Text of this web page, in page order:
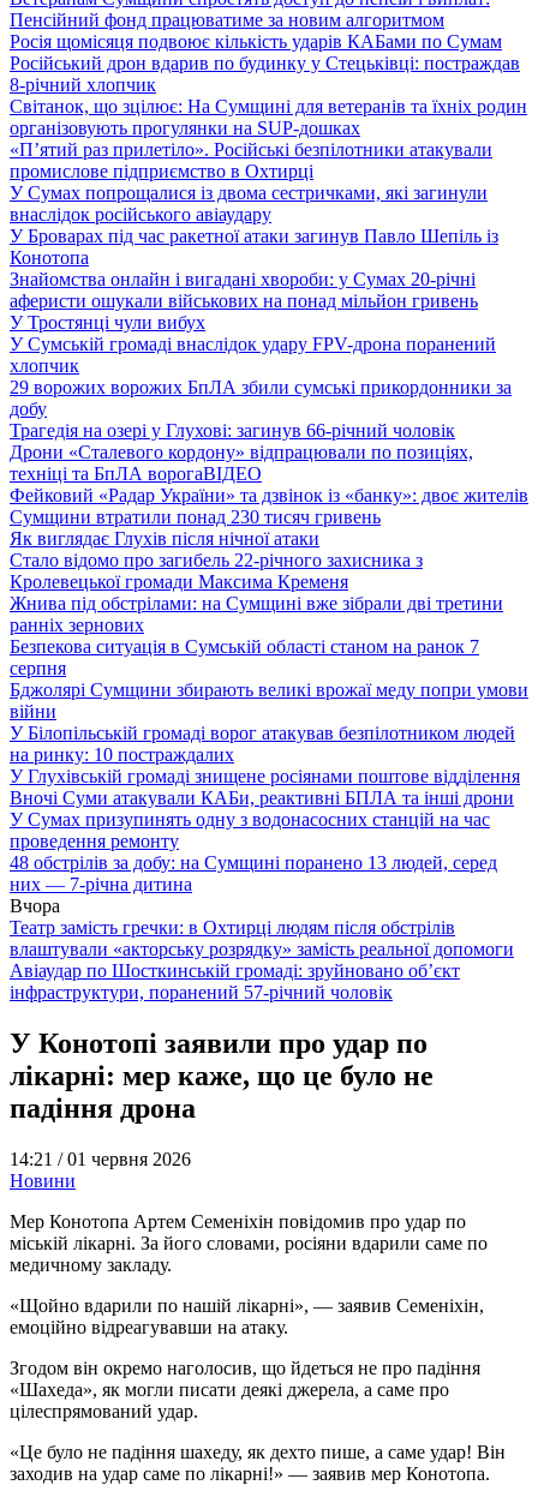
Пенсійний фонд працюватиме за новим алгоритмом
Росія щомісяця подвоює кількість ударів КАБами по Сумам
Російський дрон вдарив по будинку у Стецьківці: постраждав
8-річний хлопчик
Світанок, що зцілює: На Сумщині для ветеранів та їхніх родин
організовують прогулянки на SUP-дошках
«П’ятий раз прилетіло». Російські безпілотники атакували
промислове підприємство в Охтирці
У Сумах попрощалися із двома сестричками, які загинули
внаслідок російського авіаудару
У Броварах під час ракетної атаки загинув Павло Шепіль із
Конотопа
Знайомства онлайн і вигадані хвороби: у Сумах 20-річні
аферисти ошукали військових на понад мільйон гривень
У Тростянці чули вибух
У Сумській громаді внаслідок удару FPV-дрона поранений
хлопчик
29 ворожих ворожих БпЛА збили сумські прикордонники за
добу
Трагедія на озері у Глухові: загинув 66-річний чоловік
Дрони «Сталевого кордону» відпрацювали по позиціях,
техніці та БпЛА ворогаВІДЕО
Фейковий «Радар України» та дзвінок із «банку»: двоє жителів
Сумщини втратили понад 230 тисяч гривень
Як виглядає Глухів після нічної атаки
Стало відомо про загибель 22-річного захисника з
Кролевецької громади Максима Кременя
Жнива під обстрілами: на Сумщині вже зібрали дві третини
ранніх зернових
Безпекова ситуація в Сумській області станом на ранок 7
серпня
Бджолярі Сумщини збирають великі врожаї меду попри умови
війни
У Білопільській громаді ворог атакував безпілотником людей
на ринку: 10 постраждалих
У Глухівській громаді знищене росіянами поштове відділення
Вночі Суми атакували КАБи, реактивні БПЛА та інші дрони
У Сумах призупинять одну з водонасосних станцій на час
проведення ремонту
48 обстрілів за добу: на Сумщині поранено 13 людей, серед
них — 7-річна дитина
Вчора
Театр замість гречки: в Охтирці людям після обстрілів
влаштували «акторську розрядку» замість реальної допомоги
Авіаудар по Шосткинській громаді: зруйновано об’єкт
інфраструктури, поранений 57-річний чоловік
У Конотопі заявили про удар по
лікарні: мер каже, що це було не
падіння дрона
14:21 /01 червня 2026
Новини
Мер Конотопа Артем Семеніхін повідомив про удар по
міській лікарні. За його словами, росіяни вдарили саме по
медичному закладу.
«Щойно вдарили по нашій лікарні», — заявив Семеніхін,
емоційно відреагувавши на атаку.
Згодом він окремо наголосив, що йдеться не про падіння
«Шахеда», як могли писати деякі джерела, а саме про
цілеспрямований удар.
«Це було не падіння шахеду, як дехто пише, а саме удар! Він
заходив на удар саме по лікарні!» — заявив мер Конотопа.